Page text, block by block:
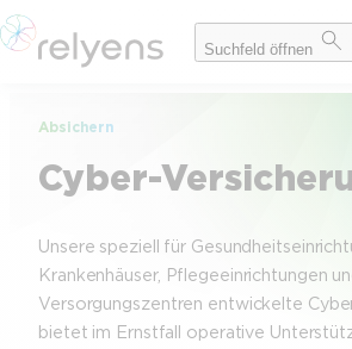
Zum
Inhalt
Suchfeld öffnen
Absichern
Cyber-
Unsere speziell für
Krankenhäuser, Pflegeeinrichtungen
Versorgungszentren entwickelte
bietet im Ernstfall operative